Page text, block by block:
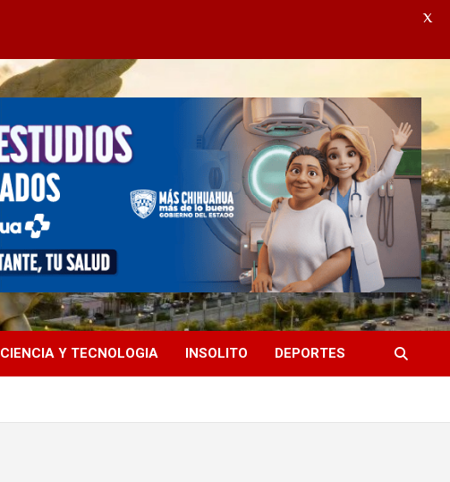
CIENCIA Y TECNOLOGIA INSOLITO DEPORTES
X